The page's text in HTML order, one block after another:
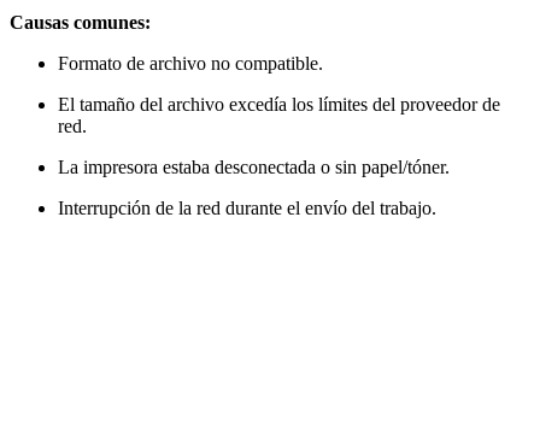
Causas comunes:
Formato de archivo no compatible.
El tamaño del archivo excedía los límites del proveedor de
red.
La impresora estaba desconectada o sin papel/tóner.
Interrupción de la red durante el envío del trabajo.